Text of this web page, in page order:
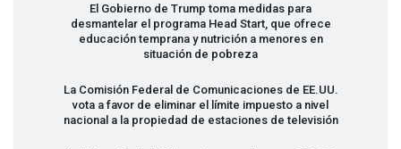
El Gobierno de Trump toma medidas para
desmantelar el programa Head Start, que ofrece
educación temprana y nutrición a menores en
situación de pobreza
La Comisión Federal de Comunicaciones de EE.UU.
vota a favor de eliminar el límite impuesto a nivel
nacional a la propiedad de estaciones de televisión